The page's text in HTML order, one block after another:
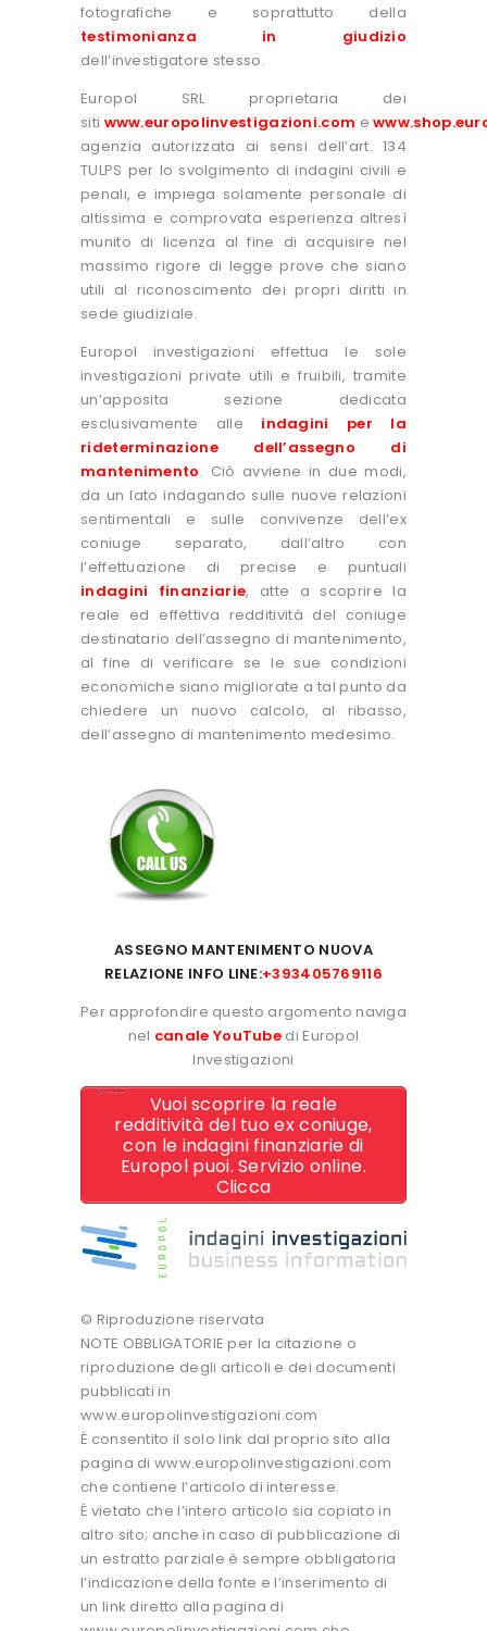
fotografiche e soprattutto della
testimonianza in giudizio
dell’investigatore stesso.
Europol SRL proprietaria dei
siti www.europolinvestigazioni.com e
agenzia autorizzata ai sensi dell’art. 134
TULPS per lo svolgimento di indagini civili e
penali, e impiega solamente personale di
altissima e comprovata esperienza altresì
munito di licenza al fine di acquisire nel
massimo rigore di legge prove che siano
utili al riconoscimento dei propri diritti in
sede giudiziale.
Europol investigazioni effettua le sole
investigazioni private utili e fruibili, tramite
un’apposita sezione dedicata
esclusivamente alle indagini per la
rideterminazione dell’assegno di
mantenimento. Ciò avviene in due modi,
da un lato indagando sulle nuove relazioni
sentimentali e sulle convivenze dell’ex
coniuge separato, dall’altro con
l’effettuazione di precise e puntuali
indagini finanziarie, atte a scoprire la
reale ed effettiva redditività del coniuge
destinatario dell’assegno di mantenimento,
al fine di verificare se le sue condizioni
economiche siano migliorate a tal punto da
chiedere un nuovo calcolo, al ribasso,
dell’assegno di mantenimento medesimo.
ASSEGNO MANTENIMENTO NUOVA
RELAZIONE INFO LINE:+393405769116
Per approfondire questo argomento naviga
nel canale YouTube di Europol
Investigazioni
Vuoi scoprire la reale
redditività del tuo ex coniuge,
con le indagini finanziarie di
Europol puoi. Servizio online.
Clicca
© Riproduzione riservata
NOTE OBBLIGATORIE per la citazione o
riproduzione degli articoli e dei documenti
pubblicati in
www.europolinvestigazioni.com
È consentito il solo link dal proprio sito alla
pagina di www.europolinvestigazioni.com
che contiene l’articolo di interesse.
È vietato che l’intero articolo sia copiato in
altro sito; anche in caso di pubblicazione di
un estratto parziale è sempre obbligatoria
l’indicazione della fonte e l’inserimento di
un link diretto alla pagina di